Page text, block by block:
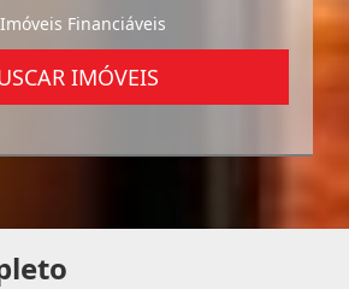
Financiáveis
IMÓVEIS